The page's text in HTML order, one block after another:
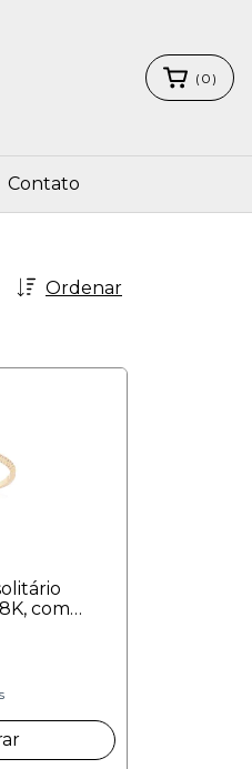
( 0 )
Contato
Ordenar
com
e aro
incolores.